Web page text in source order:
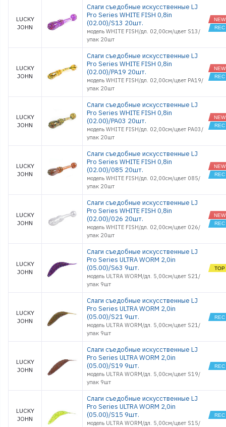
1.4
ULTRA
ULTRA
2.2
1.0
CURLY 2,0
CURLY 3,0
CURLY 4.0
HAMA
3.5
WHITE FISH
НАБОРЫ
LUCKY
JOHN
Слаги съедобные искусственные LJ
Pro Series WHITE FISH 0,8in
(02.00)/S13 20шт.
модель WHITE FISH/дл. 02,00см/цвет S13/
упак 20шт
LUCKY
JOHN
Слаги съедобные искусственные LJ
Pro Series WHITE FISH 0,8in
(02.00)/PA19 20шт.
модель WHITE FISH/дл. 02,00см/цвет PA19/
упак 20шт
LUCKY
JOHN
Слаги съедобные искусственные LJ
Pro Series WHITE FISH 0,8in
(02.00)/PA03 20шт.
модель WHITE FISH/дл. 02,00см/цвет PA03/
упак 20шт
LUCKY
JOHN
Слаги съедобные искусственные LJ
Pro Series WHITE FISH 0,8in
(02.00)/085 20шт.
модель WHITE FISH/дл. 02,00см/цвет 085/
упак 20шт
LUCKY
JOHN
Слаги съедобные искусственные LJ
Pro Series WHITE FISH 0,8in
(02.00)/026 20шт.
модель WHITE FISH/дл. 02,00см/цвет 026/
упак 20шт
LUCKY
JOHN
Слаги съедобные искусственные LJ
Pro Series ULTRA WORM 2,0in
(05.00)/S63 9шт.
модель ULTRA WORM/дл. 5,00см/цвет S21/
упак 9шт
LUCKY
JOHN
Слаги съедобные искусственные LJ
Pro Series ULTRA WORM 2,0in
(05.00)/S21 9шт.
модель ULTRA WORM/дл. 5,00см/цвет S21/
упак 9шт
LUCKY
JOHN
Слаги съедобные искусственные LJ
Pro Series ULTRA WORM 2,0in
(05.00)/S19 9шт.
модель ULTRA WORM/дл. 5,00см/цвет S19/
упак 9шт
LUCKY
JOHN
Слаги съедобные искусственные LJ
Pro Series ULTRA WORM 2,0in
(05.00)/S15 9шт.
модель ULTRA WORM/дл. 5,00см/цвет S15/